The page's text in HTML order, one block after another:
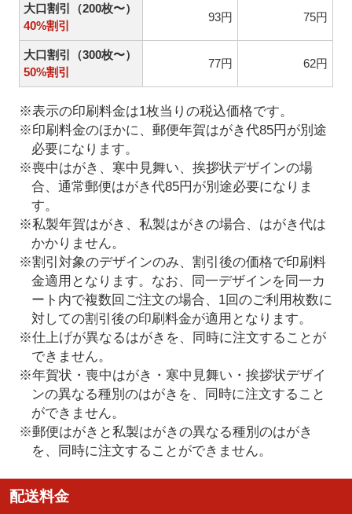
大口割引（200枚〜）
40%割引
93円 75円
大口割引（300枚〜）
50%割引
77円 62円
※表示の印刷料金は1枚当りの税込価格です。
※印刷料金のほかに、郵便年賀はがき代85円が別途
必要になります。
※喪中はがき、寒中見舞い、挨拶状デザインの場
合、通常郵便はがき代85円が別途必要になりま
す。
※私製年賀はがき、私製はがきの場合、はがき代は
かかりません。
※割引対象のデザインのみ、割引後の価格で印刷料
金適用となります。なお、同一デザインを同一カ
ート内で複数回ご注文の場合、1回のご利用枚数に
対しての割引後の印刷料金が適用となります。
※仕上げが異なるはがきを、同時に注文することが
できません。
※年賀状・喪中はがき・寒中見舞い・挨拶状デザイ
ンの異なる種別のはがきを、同時に注文すること
ができません。
※郵便はがきと私製はがきの異なる種別のはがき
を、同時に注文することができません。
配送料金